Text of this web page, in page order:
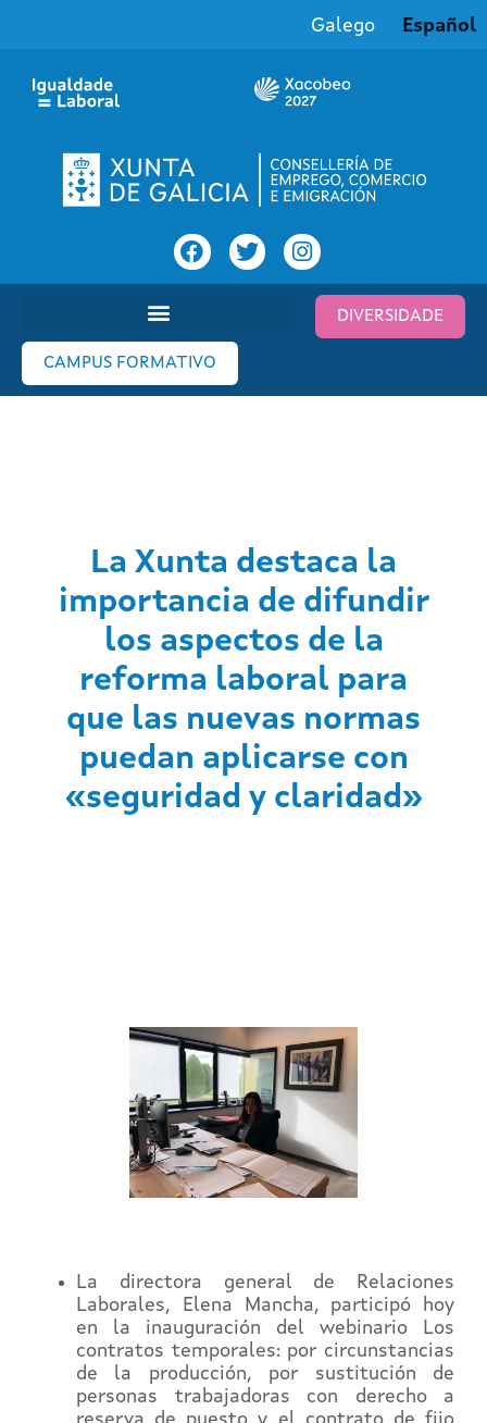
Galego Español
DIVERSIDADE
CAMPUS FORMATIVO
La Xunta destaca la
importancia de difundir
los aspectos de la
reforma laboral para
que las nuevas normas
puedan aplicarse con
«seguridad y claridad»
La directora general de Relaciones
Laborales, Elena Mancha, participó hoy
en la inauguración del webinario Los
contratos temporales: por circunstancias
de la producción, por sustitución de
personas trabajadoras con derecho a